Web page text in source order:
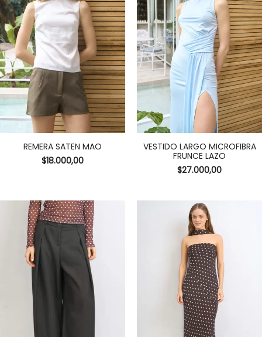
REMERA SATEN MAO
$18.000,00
VESTIDO LARGO MICROFIBRA
FRUNCE LAZO
$27.000,00